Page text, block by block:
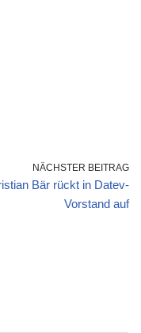
NÄCHSTER BEITRAG
Bär rückt in Datev-
Vorstand auf